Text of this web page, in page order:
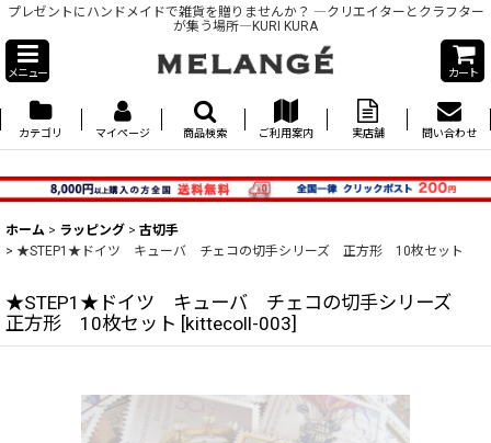
プレゼントにハンドメイドで雑貨を贈りませんか？ ―クリエイターとクラフター
が集う場所―KURI KURA
メニュー カート
カテゴリ マイページ 商品検索 ご利用案内 実店舗 問い合わせ
ホーム > ラッピング > 古切手
> ★STEP1★ドイツ キューバ チェコの切手シリーズ 正方形 10枚セット
★STEP1★ドイツ キューバ チェコの切手シリーズ
正方形 10枚セット [kittecoll-003]